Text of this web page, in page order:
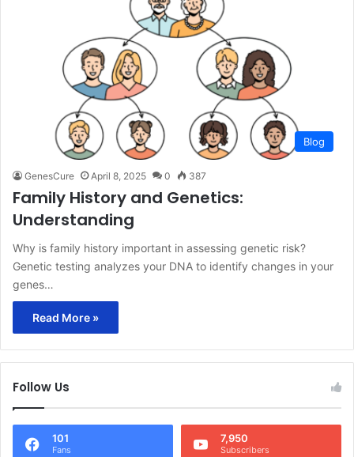
Blog
GenesCure April 8, 2025 0 387
Family History and Genetics:
Understanding
Why is family history important in assessing genetic risk?
Genetic testing analyzes your DNA to identify changes in your
genes…
Read More »
Follow Us
101
Fans
7,950
Subscribers